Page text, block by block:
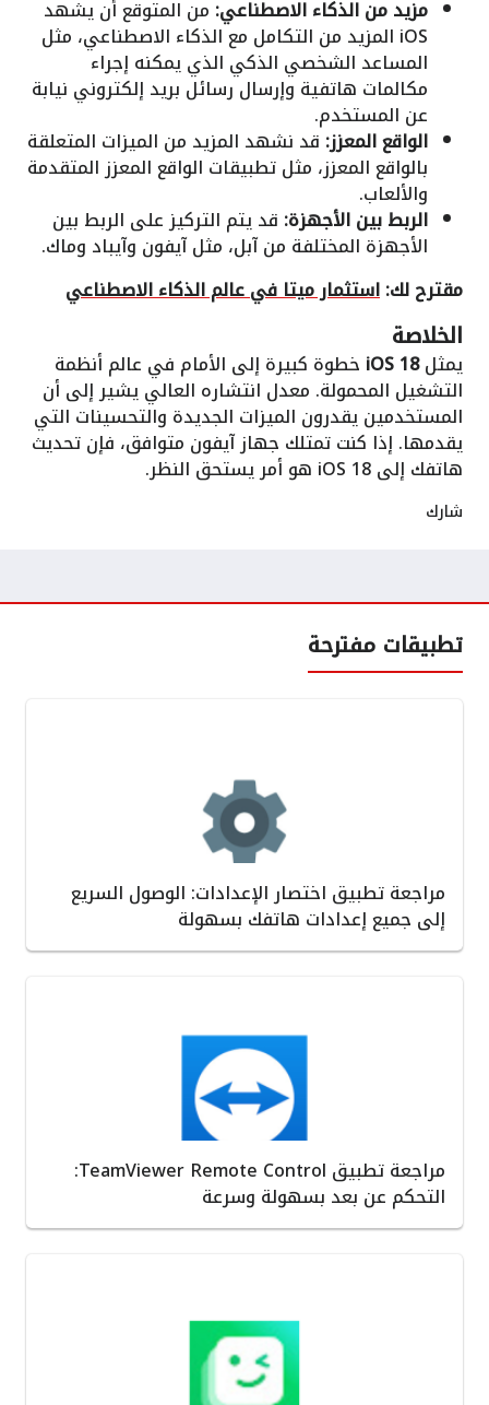
مزيد من الذكاء الاصطناعي: من المتوقع أن يشهد
iOS المزيد من التكامل مع الذكاء الاصطناعي، مثل
المساعد الشخصي الذكي الذي يمكنه إجراء
مكالمات هاتفية وإرسال رسائل بريد إلكتروني نيابة
عن المستخدم.
الواقع المعزز: قد نشهد المزيد من الميزات المتعلقة
بالواقع المعزز، مثل تطبيقات الواقع المعزز المتقدمة
والألعاب.
الربط بين الأجهزة: قد يتم التركيز على الربط بين
الأجهزة المختلفة من آبل، مثل آيفون وآيباد وماك.
مقترح لك:استثمار ميتا في عالم الذكاء الاصطناعي
الخلاصة
يمثلiOS 18 خطوة كبيرة إلى الأمام في عالم أنظمة
التشغيل المحمولة. معدل انتشاره العالي يشير إلى أن
المستخدمين يقدرون الميزات الجديدة والتحسينات التي
يقدمها. إذا كنت تمتلك جهاز آيفون متوافق، فإن تحديث
هاتفك إلى iOS 18 هو أمر يستحق النظر.
شارك
تطبيقات مفترحة
مراجعة تطبيق اختصار الإعدادات: الوصول السريع
إلى جميع إعدادات هاتفك بسهولة
مراجعة تطبيق TeamViewer Remote Control:
التحكم عن بعد بسهولة وسرعة